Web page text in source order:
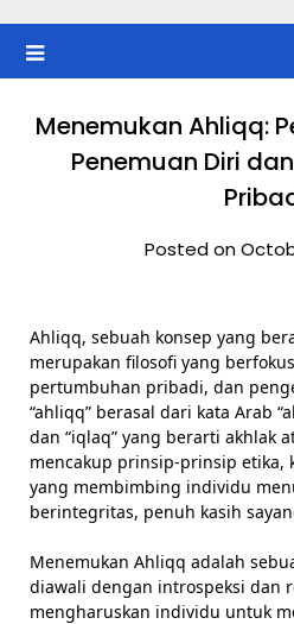
content
Menemukan Ahliqq:
Penemuan Diri
Posted on
Ahliqq, sebuah konsep yang
merupakan filosofi yang
pertumbuhan pribadi, dan
“ahliqq” berasal dari kata Arab
dan “iqlaq” yang berarti akhlak
mencakup prinsip-prinsip etika,
yang membimbing individu
berintegritas, penuh kasih
Menemukan Ahliqq adalah
diawali dengan introspeksi dan
mengharuskan individu untuk